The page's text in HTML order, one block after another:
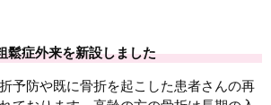
鬆症外来を新設しました
予防や既に骨折を起こした患者さんの再